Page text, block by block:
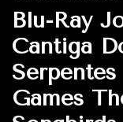
Blu-Ray
Cantiga
Games